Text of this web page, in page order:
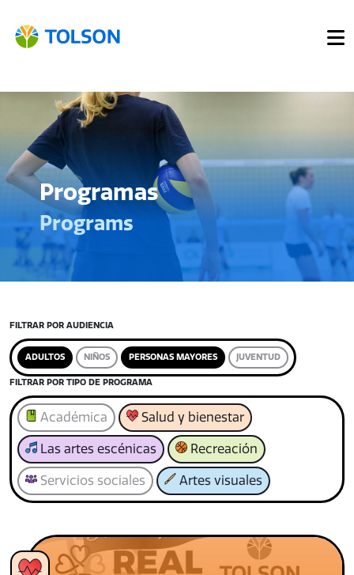
Programas
Programs
FILTRAR POR AUDIENCIA
ADULTOS NIÑOS PERSONAS MAYORES JUVENTUD
FILTRAR POR TIPO DE PROGRAMA
Académica Salud y bienestar
Las artes escénicas Recreación
Servicios sociales Artes visuales